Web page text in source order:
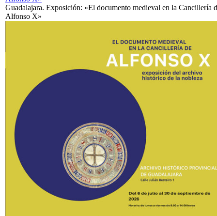
Guadalajara. Exposición: «El documento medieval en la Cancillería
Alfonso X»